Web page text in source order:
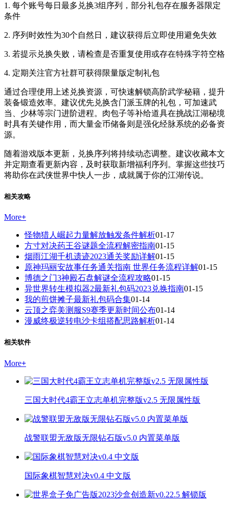
1. 每个账号每日最多兑换3组序列，部分礼包存在服务器限定
条件
2. 序列时效性为30个自然日，建议获得后立即使用避免失效
3. 若提示兑换失败，请检查是否重复使用或存在特殊字符空格
4. 定期关注官方社群可获得限量版定制礼包
通过合理使用上述兑换资源，可快速解锁高阶武学秘籍，提升
装备锻造效率。建议优先兑换含门派玉牌的礼包，可加速武
当、少林等宗门进阶进程。肉包子等补给道具在挑战江湖秘境
时具有关键作用，而大量金币储备则是强化经脉系统的必备资
源。
随着游戏版本更新，兑换序列将持续动态调整。建议收藏本文
并定期查看更新内容，及时获取新增福利序列。掌握这些技巧
将助你在武侠世界中快人一步，成就属于你的江湖传说。
相关攻略
More+
怪物猎人崛起力量解放触发条件解析01-17
方寸对决药王谷谜题全流程解密指南01-15
烟雨江湖千机遗迹2023通关奖励详解01-15
原神玛丽安故事任务通关指南 世界任务流程详解01-15
博德之门3神殿石盘解谜全流程攻略01-15
异世界转生模拟器2最新礼包码2023兑换指南01-15
我的煎饼摊子最新礼包码合集01-14
云顶之弈美测服S9赛季更新时间公布01-14
漫威终极逆转电沙卡组搭配思路解析01-14
相关软件
More+
三国大时代4霸王立志单机完整版v2.5 无限属性版
战警联盟无敌版无限钻石版v5.0 内置菜单版
国际象棋智慧对决v0.4 中文版